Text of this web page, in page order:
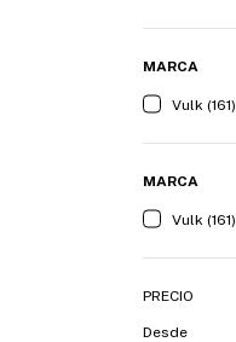
MARCA
Vulk (161)
MARCA
Vulk (161)
PRECIO
Desde